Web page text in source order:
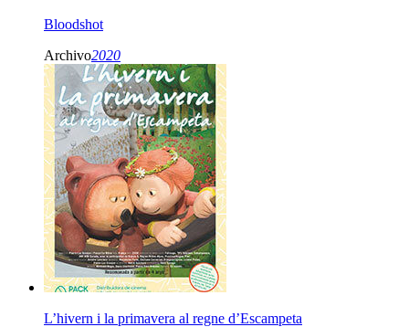
Bloodshot
Archivo2020
L’hivern i la primavera al regne d’Escampeta